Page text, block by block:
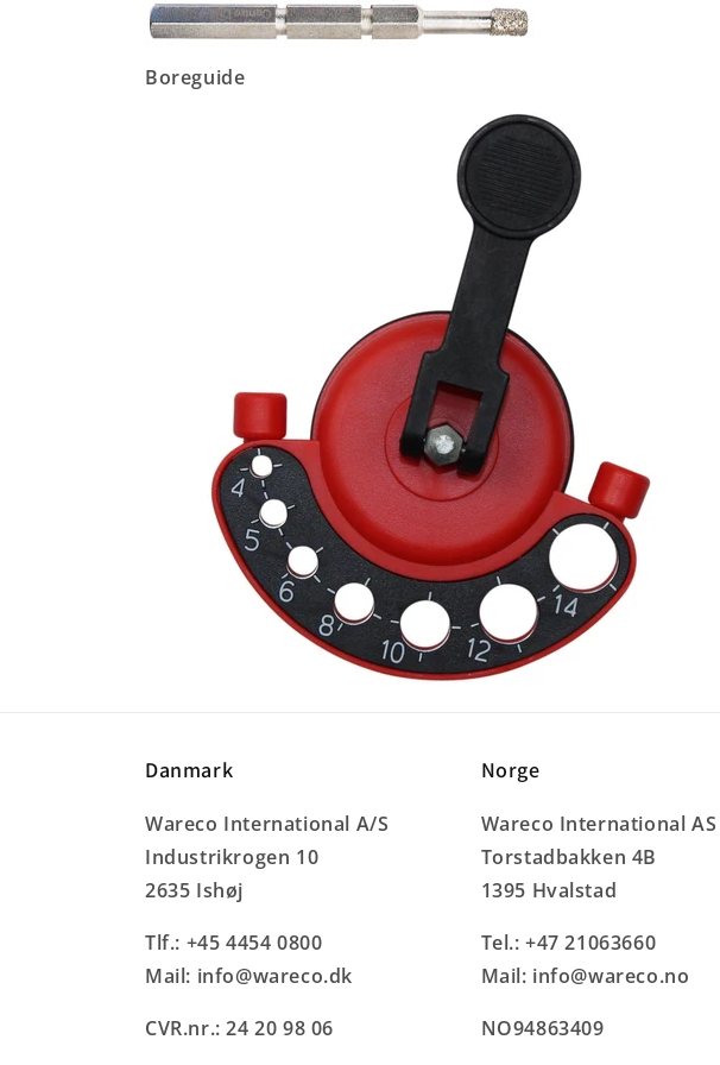
Boreguide
Danmark
Wareco International A/S
Industrikrogen 10
2635 Ishøj
Tlf.: +45 4454 0800
Mail: info@wareco.dk
CVR.nr.: 24 20 98 06
Norge
Wareco International AS
Torstadbakken 4B
1395 Hvalstad
Tel.: +47 21063660
Mail: info@wareco.no
NO94863409